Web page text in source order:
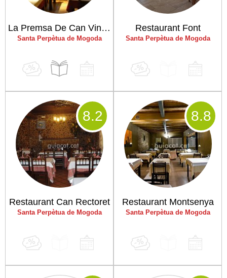
La Premsa De Can Vinyalets
Santa Perpètua de Mogoda
Restaurant Font
Santa Perpètua de Mogoda
Restaurant Can Rectoret
Santa Perpètua de Mogoda
8.2
Restaurant Montsenya
Santa Perpètua de Mogoda
8.8